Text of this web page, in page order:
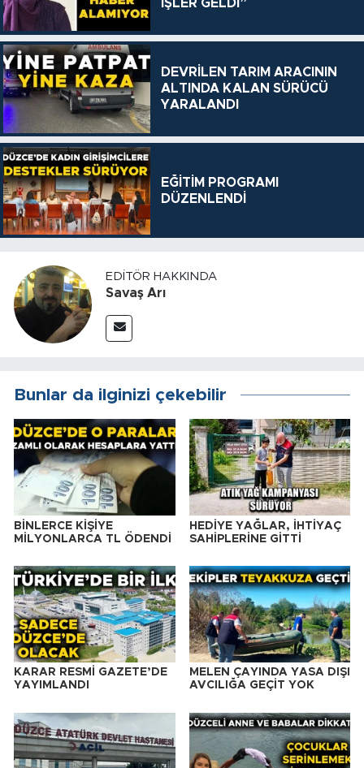
İŞLER GELDİ”
DEVRİLEN TARIM ARACININ
ALTINDA KALAN SÜRÜCÜ
YARALANDI
EĞİTİM PROGRAMI
DÜZENLENDİ
EDITÖR HAKKINDA
Savaş Arı
Bunlar da ilginizi çekebilir
BİNLERCE KİŞİYE
MİLYONLARCA TL ÖDENDİ
HEDİYE YAĞLAR, İHTİYAÇ
SAHİPLERİNE GİTTİ
KARAR RESMİ GAZETE’DE
YAYIMLANDI
MELEN ÇAYINDA YASA DIŞI
AVCILIĞA GEÇİT YOK